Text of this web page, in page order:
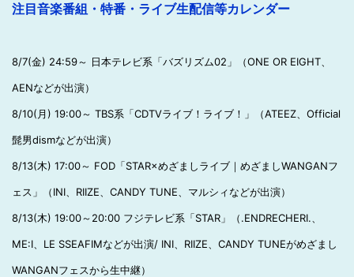
注目音楽番組・特番・ライブ生配信等カレンダー
8/7(金) 24:59～ 日本テレビ系「バズリズム02」（ONE OR EIGHT、
AENなどが出演）
8/10(月) 19:00～ TBS系「CDTVライブ！ライブ！」（ATEEZ、Official
髭男dismなどが出演）
8/13(木) 17:00～ FOD「STAR×めざましライブ｜めざましWANGANフ
ェス」（INI、RIIZE、CANDY TUNE、マルシィなどが出演）
8/13(木) 19:00～20:00 フジテレビ系「STAR」（.ENDRECHERI.、
ME:I、LE SSEAFIMなどが出演/ INI、RIIZE、CANDY TUNEがめざまし
WANGANフェスから生中継）